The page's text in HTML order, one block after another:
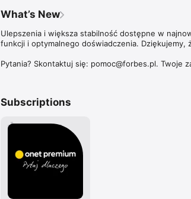
What’s New
Ulepszenia i większa stabilność dostępne w
funkcji i optymalnego doświadczenia. Dziękujemy,
Pytania? Skontaktuj się: pomoc@forbes.pl. Twoje
Subscriptions